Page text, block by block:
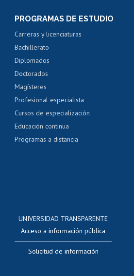
PROGRAMAS DE ESTUDIO
Carreras y licenciaturas
Bachillerato
Diplomados
Doctorados
Magísteres
Profesional especialista
Cursos de especialización
Educación continua
Programas a distancia
UNIVERSIDAD TRANSPARENTE
Acceso a información pública
Solicitud de información